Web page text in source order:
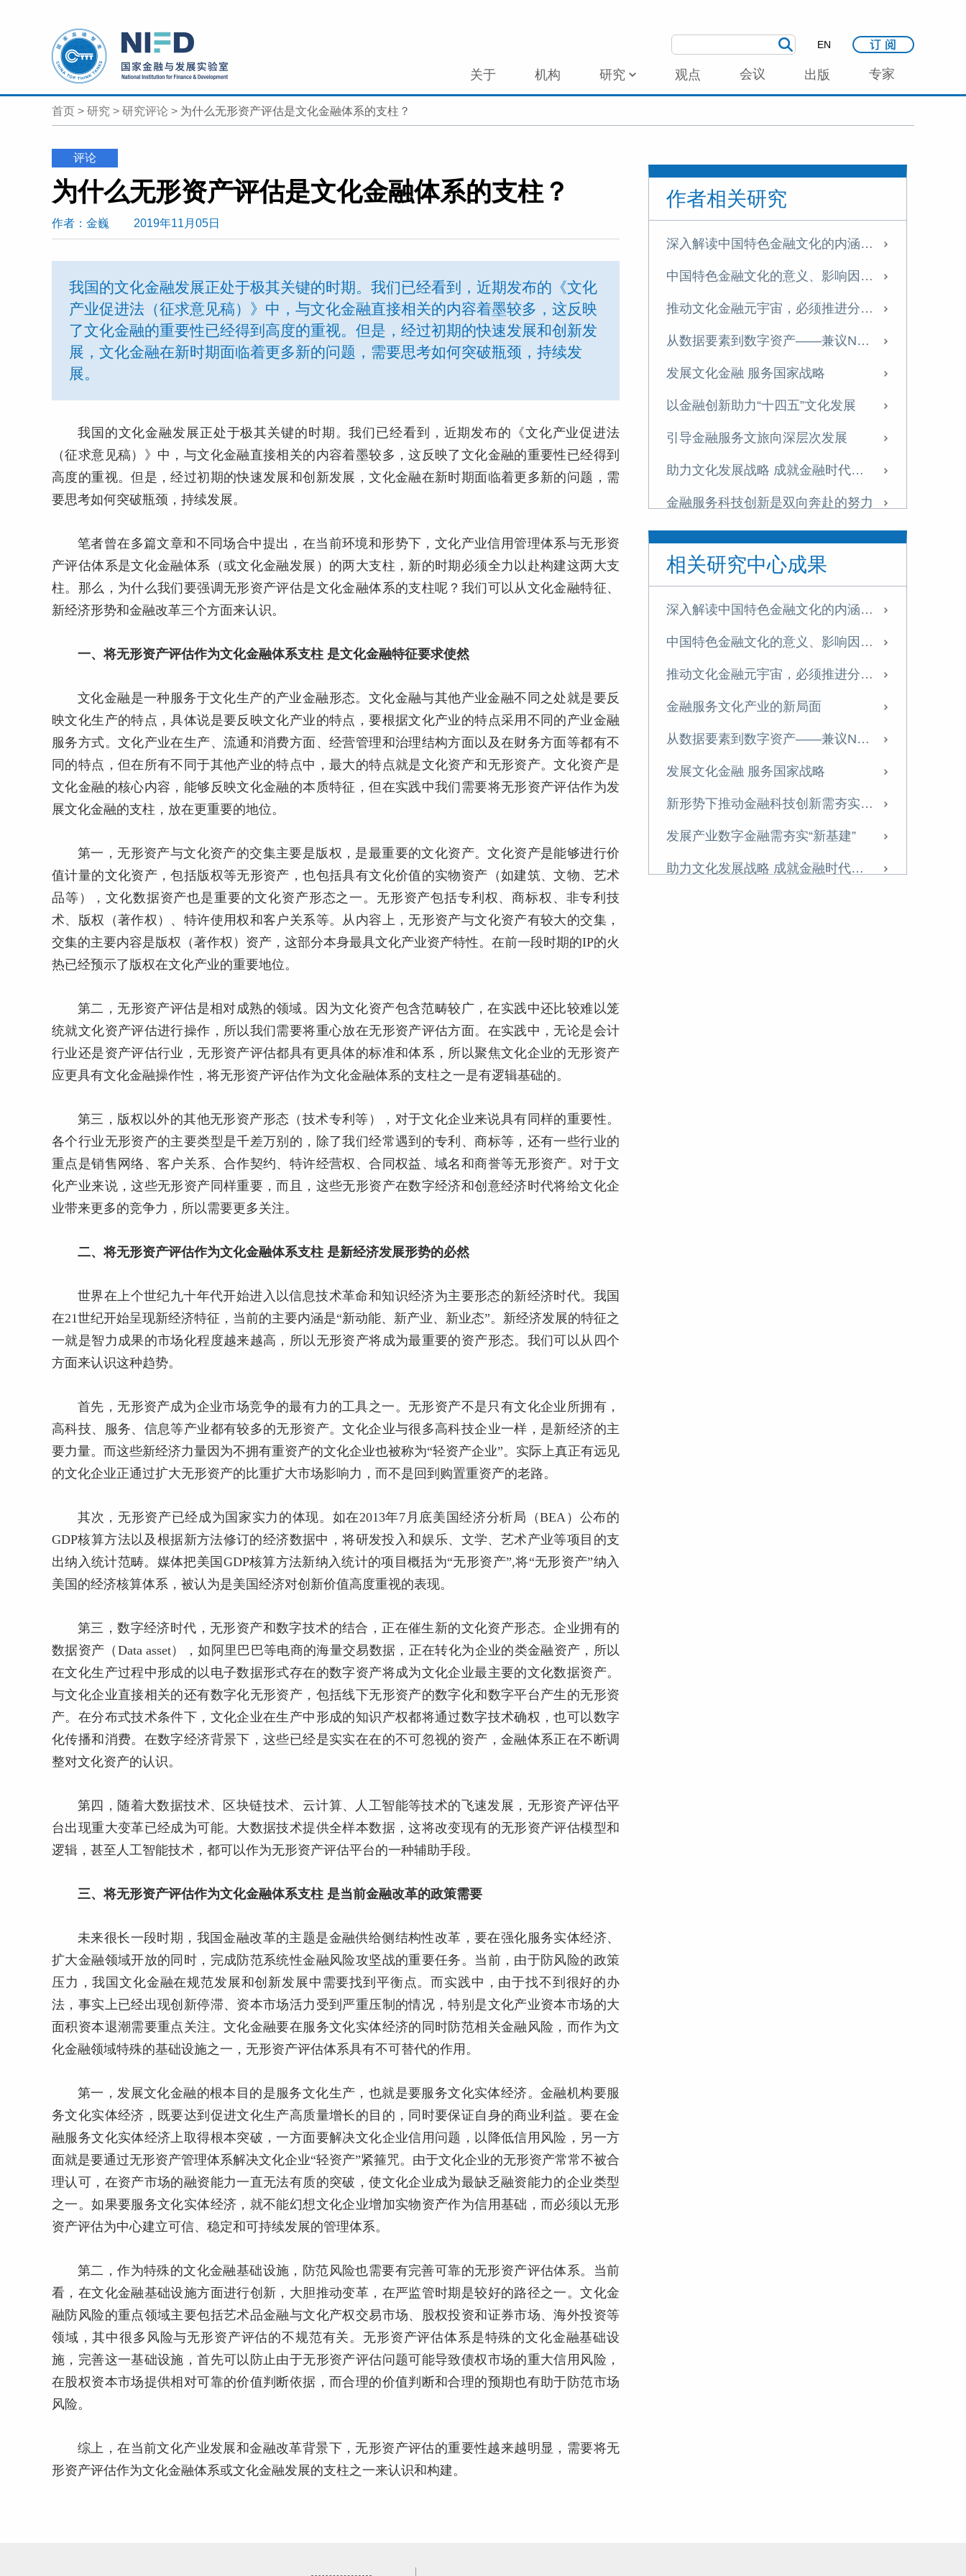
EN
关于 机构 研究 观点 会议 出版 专家
首页 > 研究 > 研究评论 > 为什么无形资产评估是文化金融体系的支柱？
评论
为什么无形资产评估是文化金融体系的支柱？
作者 ：金巍 2019年11月05日
我国的文化金融发展正处于极其关键的时期。我们已经看到，近期发布的《文化
产业促进法（征求意见稿）》中，与文化金融直接相关的内容着墨较多，这反映
了文化金融的重要性已经得到高度的重视。但是，经过初期的快速发展和创新发
展，文化金融在新时期面临着更多新的问题，需要思考如何突破瓶颈，持续发
展。
我国的文化金融发展正处于极其关键的时期。我们已经看到，近期发布的《文化产业促进法
（征求意见稿）》中，与文化金融直接相关的内容着墨较多，这反映了文化金融的重要性已经得到
高度的重视。但是，经过初期的快速发展和创新发展，文化金融在新时期面临着更多新的问题，需
要思考如何突破瓶颈，持续发展。
笔者曾在多篇文章和不同场合中提出，在当前环境和形势下，文化产业信用管理体系与无形资
产评估体系是文化金融体系（或文化金融发展）的两大支柱，新的时期必须全力以赴构建这两大支
柱。那么，为什么我们要强调无形资产评估是文化金融体系的支柱呢？我们可以从文化金融特征、
新经济形势和金融改革三个方面来认识。
一、将无形资产评估作为文化金融体系支柱 是文化金融特征要求使然
文化金融是一种服务于文化生产的产业金融形态。文化金融与其他产业金融不同之处就是要反
映文化生产的特点，具体说是要反映文化产业的特点，要根据文化产业的特点采用不同的产业金融
服务方式。文化产业在生产、流通和消费方面、经营管理和治理结构方面以及在财务方面等都有不
同的特点，但在所有不同于其他产业的特点中，最大的特点就是文化资产和无形资产。文化资产是
文化金融的核心内容，能够反映文化金融的本质特征，但在实践中我们需要将无形资产评估作为发
展文化金融的支柱，放在更重要的地位。
第一，无形资产与文化资产的交集主要是版权，是最重要的文化资产。文化资产是能够进行价
值计量的文化资产，包括版权等无形资产，也包括具有文化价值的实物资产（如建筑、文物、艺术
品等），文化数据资产也是重要的文化资产形态之一。无形资产包括专利权、商标权、非专利技
术、版权（著作权）、特许使用权和客户关系等。从内容上，无形资产与文化资产有较大的交集，
交集的主要内容是版权（著作权）资产，这部分本身最具文化产业资产特性。在前一段时期的IP的火
热已经预示了版权在文化产业的重要地位。
第二，无形资产评估是相对成熟的领域。因为文化资产包含范畴较广，在实践中还比较难以笼
统就文化资产评估进行操作，所以我们需要将重心放在无形资产评估方面。在实践中，无论是会计
行业还是资产评估行业，无形资产评估都具有更具体的标准和体系，所以聚焦文化企业的无形资产
应更具有文化金融操作性，将无形资产评估作为文化金融体系的支柱之一是有逻辑基础的。
第三，版权以外的其他无形资产形态（技术专利等），对于文化企业来说具有同样的重要性。
各个行业无形资产的主要类型是千差万别的，除了我们经常遇到的专利、商标等，还有一些行业的
重点是销售网络、客户关系、合作契约、特许经营权、合同权益、域名和商誉等无形资产。对于文
化产业来说，这些无形资产同样重要，而且，这些无形资产在数字经济和创意经济时代将给文化企
业带来更多的竞争力，所以需要更多关注。
二、将无形资产评估作为文化金融体系支柱 是新经济发展形势的必然
世界在上个世纪九十年代开始进入以信息技术革命和知识经济为主要形态的新经济时代。我国
在21世纪开始呈现新经济特征，当前的主要内涵是“新动能、新产业、新业态”。新经济发展的特征之
一就是智力成果的市场化程度越来越高，所以无形资产将成为最重要的资产形态。我们可以从四个
方面来认识这种趋势。
首先，无形资产成为企业市场竞争的最有力的工具之一。无形资产不是只有文化企业所拥有，
高科技、服务、信息等产业都有较多的无形资产。文化企业与很多高科技企业一样，是新经济的主
要力量。而这些新经济力量因为不拥有重资产的文化企业也被称为“轻资产企业”。实际上真正有远见
的文化企业正通过扩大无形资产的比重扩大市场影响力，而不是回到购置重资产的老路。
其次，无形资产已经成为国家实力的体现。如在2013年7月底美国经济分析局（BEA）公布的
GDP核算方法以及根据新方法修订的经济数据中，将研发投入和娱乐、文学、艺术产业等项目的支
出纳入统计范畴。媒体把美国GDP核算方法新纳入统计的项目概括为“无形资产”,将“无形资产”纳入
美国的经济核算体系，被认为是美国经济对创新价值高度重视的表现。
第三，数字经济时代，无形资产和数字技术的结合，正在催生新的文化资产形态。企业拥有的
数据资产（Data asset），如阿里巴巴等电商的海量交易数据，正在转化为企业的类金融资产，所以
在文化生产过程中形成的以电子数据形式存在的数字资产将成为文化企业最主要的文化数据资产。
与文化企业直接相关的还有数字化无形资产，包括线下无形资产的数字化和数字平台产生的无形资
产。在分布式技术条件下，文化企业在生产中形成的知识产权都将通过数字技术确权，也可以数字
化传播和消费。在数字经济背景下，这些已经是实实在在的不可忽视的资产，金融体系正在不断调
整对文化资产的认识。
第四，随着大数据技术、区块链技术、云计算、人工智能等技术的飞速发展，无形资产评估平
台出现重大变革已经成为可能。大数据技术提供全样本数据，这将改变现有的无形资产评估模型和
逻辑，甚至人工智能技术，都可以作为无形资产评估平台的一种辅助手段。
三、将无形资产评估作为文化金融体系支柱 是当前金融改革的政策需要
未来很长一段时期，我国金融改革的主题是金融供给侧结构性改革，要在强化服务实体经济、
扩大金融领域开放的同时，完成防范系统性金融风险攻坚战的重要任务。当前，由于防风险的政策
压力，我国文化金融在规范发展和创新发展中需要找到平衡点。而实践中，由于找不到很好的办
法，事实上已经出现创新停滞、资本市场活力受到严重压制的情况，特别是文化产业资本市场的大
面积资本退潮需要重点关注。文化金融要在服务文化实体经济的同时防范相关金融风险，而作为文
化金融领域特殊的基础设施之一，无形资产评估体系具有不可替代的作用。
第一，发展文化金融的根本目的是服务文化生产，也就是要服务文化实体经济。金融机构要服
务文化实体经济，既要达到促进文化生产高质量增长的目的，同时要保证自身的商业利益。要在金
融服务文化实体经济上取得根本突破，一方面要解决文化企业信用问题，以降低信用风险，另一方
面就是要通过无形资产管理体系解决文化企业“轻资产”紧箍咒。由于文化企业的无形资产常常不被合
理认可，在资产市场的融资能力一直无法有质的突破，使文化企业成为最缺乏融资能力的企业类型
之一。如果要服务文化实体经济，就不能幻想文化企业增加实物资产作为信用基础，而必须以无形
资产评估为中心建立可信、稳定和可持续发展的管理体系。
第二，作为特殊的文化金融基础设施，防范风险也需要有完善可靠的无形资产评估体系。当前
看，在文化金融基础设施方面进行创新，大胆推动变革，在严监管时期是较好的路径之一。文化金
融防风险的重点领域主要包括艺术品金融与文化产权交易市场、股权投资和证券市场、海外投资等
领域，其中很多风险与无形资产评估的不规范有关。无形资产评估体系是特殊的文化金融基础设
施，完善这一基础设施，首先可以防止由于无形资产评估问题可能导致债权市场的重大信用风险，
在股权资本市场提供相对可靠的价值判断依据，而合理的价值判断和合理的预期也有助于防范市场
风险。
综上，在当前文化产业发展和金融改革背景下，无形资产评估的重要性越来越明显，需要将无
形资产评估作为文化金融体系或文化金融发展的支柱之一来认识和构建。
作者相关研究
深入解读中国特色金融文化的内涵与实践路径
中国特色金融文化的意义、影响因素及体系构建
推动文化金融元宇宙，必须推进分层实现的应用
从数据要素到数字资产——兼议NFT与数字藏品
发展文化金融 服务国家战略
以金融创新助力“十四五”文化发展
引导金融服务文旅向深层次发展
助力文化发展战略 成就金融时代芳华 十八大以来我国文化金融发展概述
金融服务科技创新是双向奔赴的努力
版权金融机制、政策与创新实践简析
在国际视野下推动文化金融研究
积极创新 发挥文化产权交易所在文化生产要素配置中的关键作用
当前文化金融发展政策的新关注点
当前文化金融发展政策的新关注点
相关研究中心成果
深入解读中国特色金融文化的内涵与实践路径
中国特色金融文化的意义、影响因素及体系构建
推动文化金融元宇宙，必须推进分层实现的应用
金融服务文化产业的新局面
从数据要素到数字资产——兼议NFT与数字藏品
发展文化金融 服务国家战略
新形势下推动金融科技创新需夯实生态基础
发展产业数字金融需夯实“新基建”
助力文化发展战略 成就金融时代芳华 十八大以来我国文化金融发展概述